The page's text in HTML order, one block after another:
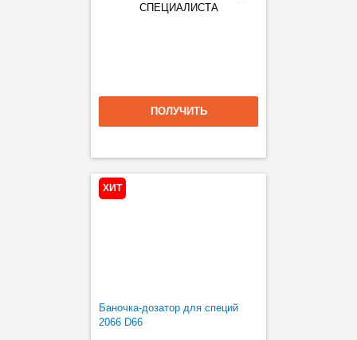
СПЕЦИАЛИСТА
ПОЛУЧИТЬ
ХИТ
Баночка-дозатор для специй
2066 D66